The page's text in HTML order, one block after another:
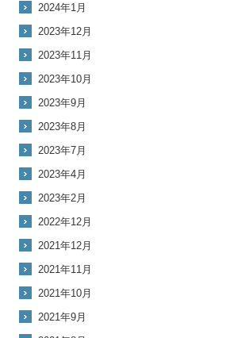
2024年1月
2023年12月
2023年11月
2023年10月
2023年9月
2023年8月
2023年7月
2023年4月
2023年2月
2022年12月
2021年12月
2021年11月
2021年10月
2021年9月